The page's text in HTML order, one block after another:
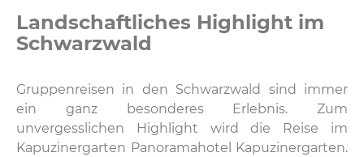
Landschaftliches Highlight im
Schwarzwald
Gruppenreisen in den Schwarzwald sind immer
ein ganz besonderes Erlebnis. Zum
unvergesslichen Highlight wird die Reise im
Kapuzinergarten Panoramahotel Kapuzinergarten.